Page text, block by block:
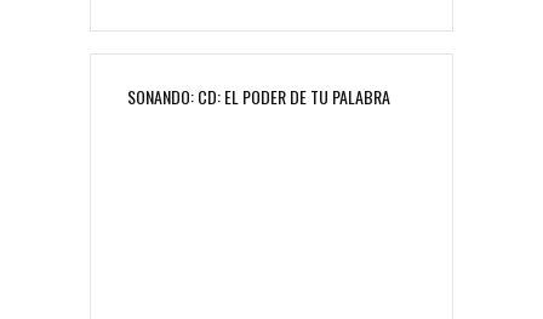
SONANDO: CD: EL PODER DE TU PALABRA